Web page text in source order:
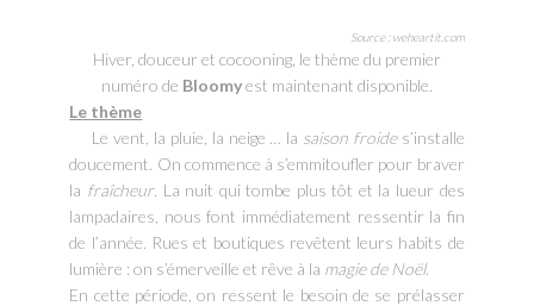
Source : weheartit.com
Hiver, douceur et cocooning, le thème du premier
numéro de Bloomyest maintenant disponible.
Le thème
Le vent, la pluie, la neige … la saison froides’installe
doucement. On commence à s’emmitoufler pour braver
la fraîcheur. La nuit qui tombe plus tôt et la lueur des
lampadaires, nous font immédiatement ressentir la fin
de l’année. Rues et boutiques revêtent leurs habits de
lumière : on s’émerveille et rêve à la magie de Noël.
En cette période, on ressent le besoin de se prélasser